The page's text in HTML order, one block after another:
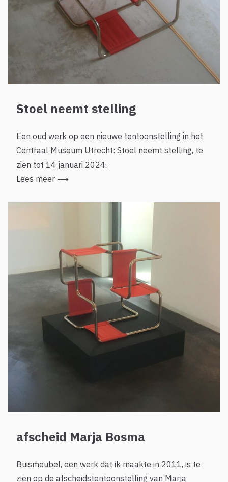
Stoel neemt stelling
Een oud werk op een nieuwe tentoonstelling in het
Centraal Museum Utrecht: Stoel neemt stelling, te
zien tot 14 januari 2024.
Lees meer ⟶
afscheid Marja Bosma
Buismeubel, een werk dat ik maakte in 2011, is te
zien op de afscheidstentoonstelling van Marja